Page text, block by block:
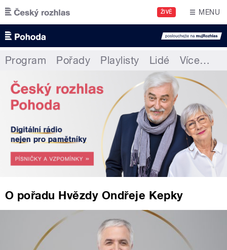
Přejít k hlavnímu obsahu
ŽIVĚ MENU
Program Pořady Playlisty Lidé Více…
O pořadu Hvězdy Ondřeje Kepky